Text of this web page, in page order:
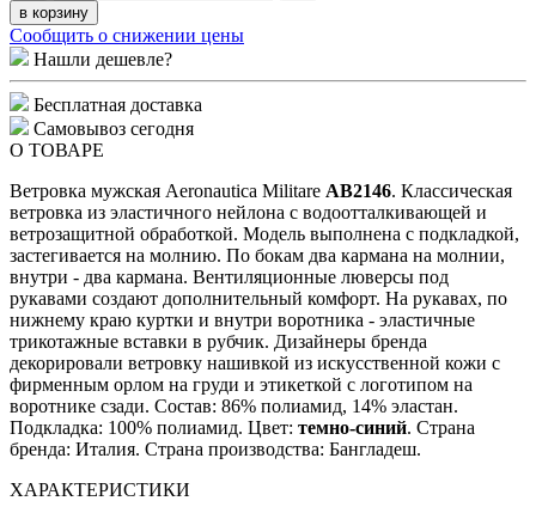
в корзину
Сообщить о снижении цены
Нашли дешевле?
Бесплатная доставка
Самовывоз сегодня
О ТОВАРЕ
Ветровка мужская Aeronautica Militare AB2146. Классическая
ветровка из эластичного нейлона с водоотталкивающей и
ветрозащитной обработкой. Модель выполнена с подкладкой,
застегивается на молнию. По бокам два кармана на молнии,
внутри - два кармана. Вентиляционные люверсы под
рукавами создают дополнительный комфорт. На рукавах, по
нижнему краю куртки и внутри воротника - эластичные
трикотажные вставки в рубчик. Дизайнеры бренда
декорировали ветровку нашивкой из искусственной кожи с
фирменным орлом на груди и этикеткой с логотипом на
воротнике сзади. Состав: 86% полиамид, 14% эластан.
Подкладка: 100% полиамид. Цвет: темно-синий. Страна
бренда: Италия. Страна производства: Бангладеш.
ХАРАКТЕРИСТИКИ